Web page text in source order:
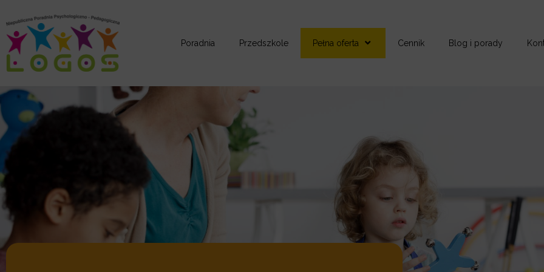
Poradnia Przedszkole Pełna oferta Cennik Blog i porady